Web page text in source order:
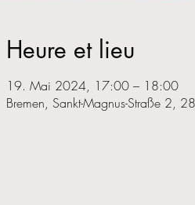
Heure et lieu
19. Mai 2024, 17:00 – 18:00
Bremen, Sankt-Magnus-Straße 2,